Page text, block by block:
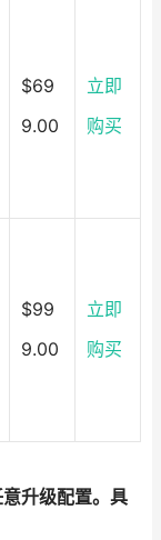
$69
9.00
立即
购买
$99
9.00
立即
购买
升级配置。具